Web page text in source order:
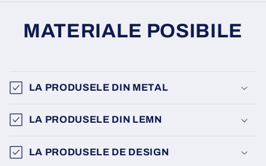
MATERIALE POSIBILE
LA PRODUSELE DIN METAL
LA PRODUSELE DIN LEMN
LA PRODUSELE DE DESIGN